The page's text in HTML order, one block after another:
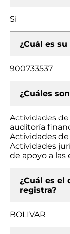
Si
¿Cuál es su
900733537
¿Cuáles
Actividades
auditoría
Actividades
Actividades
de apoyo a las
¿Cuál es el
registra?
BOLIVAR